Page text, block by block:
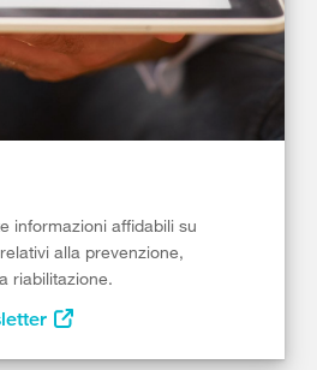
informazioni affidabili su
alla prevenzione,
riabilitazione.